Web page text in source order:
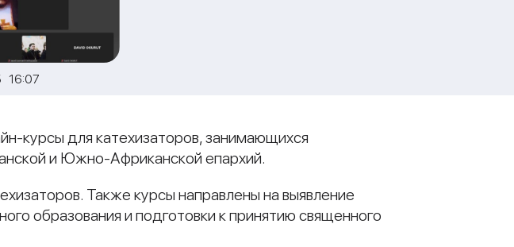
16:07
курсы для катехизаторов, занимающихся
и Южно-Африканской епархий.
Также курсы направлены на выявление
образования и подготовки к принятию священного